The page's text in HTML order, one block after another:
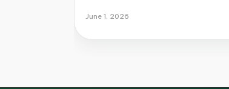
June 1, 2026